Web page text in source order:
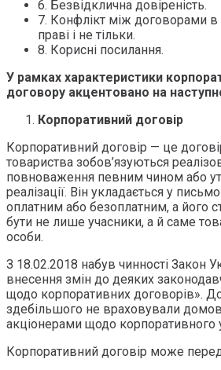
6. Безвідклична довіреність.
7. Конфлікт між договорами
праві і не тільки.
8. Корисні посилання.
У рамках характеристики
договору акцентовано на
Корпоративний договір
Корпоративний договір — це
товариства зобов’язуються
повноваження певним чином або
реалізації. Він укладається у
оплатним або безоплатним, а його
бути не лише учасники, а й саме
особи.
З 18.02.2018 набув чинності Закон
внесення змін до деяких
щодо корпоративних договорів».
здебільшого не враховували
акціонерами щодо корпоративного
Корпоративний договір може